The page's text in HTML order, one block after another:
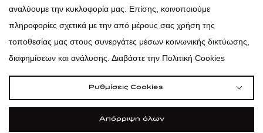
αναλύουμε την κυκλοφορία μας. Επίσης, κοινοποιούμε
πληροφορίες σχετικά με την από μέρους σας χρήση της
τοποθεσίας μας στους συνεργάτες μέσων κοινωνικής δικτύωσης,
διαφημίσεων και ανάλυσης. Διαβάστε την Πολιτική Cookies
Ρυθμίσεις Cookies
Απόρριψη όλων